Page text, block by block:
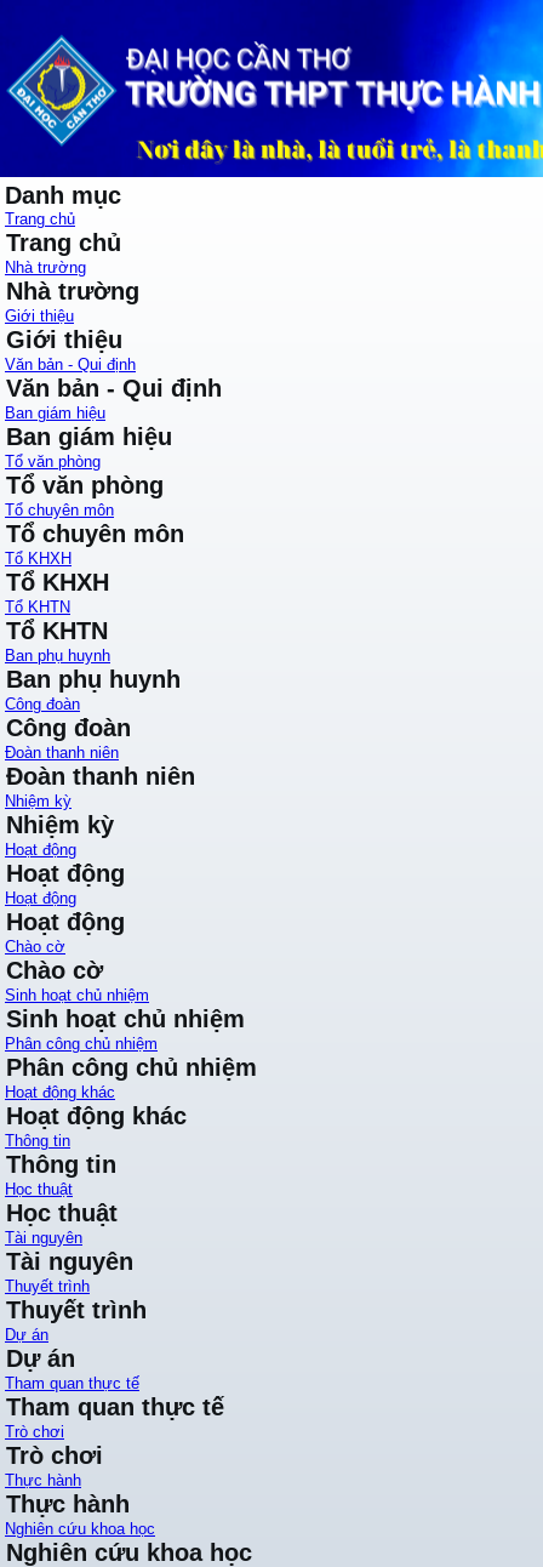
Danh mục
Trang chủ
Trang chủ
Nhà trường
Nhà trường
Giới thiệu
Giới thiệu
Văn bản - Qui định
Văn bản - Qui định
Ban giám hiệu
Ban giám hiệu
Tổ văn phòng
Tổ văn phòng
Tổ chuyên môn
Tổ chuyên môn
Tổ KHXH
Tổ KHXH
Tổ KHTN
Tổ KHTN
Ban phụ huynh
Ban phụ huynh
Công đoàn
Công đoàn
Đoàn thanh niên
Đoàn thanh niên
Nhiệm kỳ
Nhiệm kỳ
Hoạt động
Hoạt động
Hoạt động
Hoạt động
Chào cờ
Chào cờ
Sinh hoạt chủ nhiệm
Sinh hoạt chủ nhiệm
Phân công chủ nhiệm
Phân công chủ nhiệm
Hoạt động khác
Hoạt động khác
Thông tin
Thông tin
Học thuật
Học thuật
Tài nguyên
Tài nguyên
Thuyết trình
Thuyết trình
Dự án
Dự án
Tham quan thực tế
Tham quan thực tế
Trò chơi
Trò chơi
Thực hành
Thực hành
Nghiên cứu khoa học
Nghiên cứu khoa học